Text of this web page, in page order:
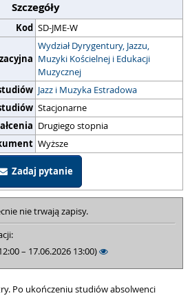
Szczegóły
Kod SD-JME-W
Wydział Dyrygentury, Jazzu,
Muzyki Kościelnej i Edukacji
Muzycznej
Jazz i Muzyka Estradowa
Stacjonarne
Drugiego stopnia
Wyższe
Zadaj pytanie
nie trwają zapisy.
– 17.06.2026 13:00)
Po ukończeniu studiów absolwenci